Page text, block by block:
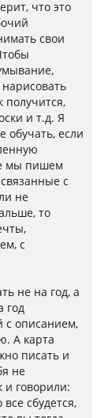
что это
свои
получится,
и т.д. Я
обучать, если
мы пишем
с
не
то
с
не на год, а
год
с описанием,
А карта
писать и
не
и говорили:
сбудется,